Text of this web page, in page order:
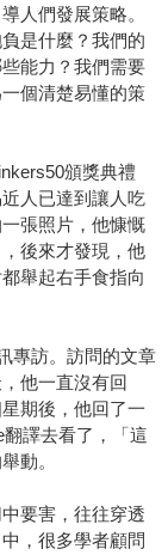
人們發展策略。
是什麼？我們的
能力？我們需要
個清楚易懂的策
頒獎典禮
人已達到讓人吃
張照片，他慷慨
後來才發現，他
舉起右手食指向
專訪。訪問的文章
他一直沒有回
期後，他回了一
譯去看了，「這
動。
要害，往往穿透
，很多學者顧問